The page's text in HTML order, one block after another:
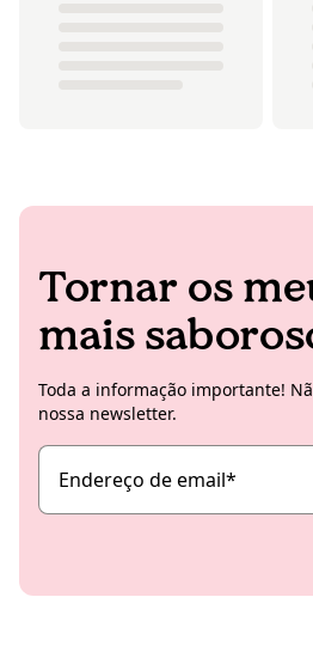
Tornar os
mais
Toda a informação importante!
nossa newsletter.
Endereço de email*